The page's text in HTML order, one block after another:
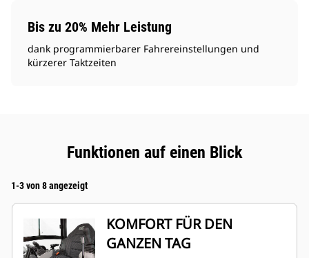
Bis zu 20% Mehr Leistung
dank programmierbarer Fahrereinstellungen und
kürzerer Taktzeiten
Funktionen auf einen Blick
1-3 von 8 angezeigt
KOMFORT FÜR DEN
GANZEN TAG